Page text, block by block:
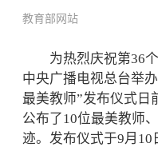
教育部网站
为热烈庆祝第36个
中央广播电视总台举
最美教师”发布仪式日
公布了10位最美教师
迹。发布仪式于9月